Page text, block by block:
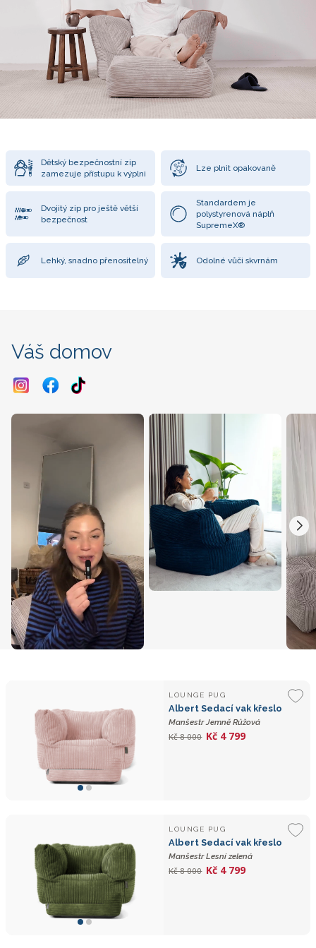
Dětský bezpečnostní zip
zamezuje přístupu k výplni
Lze plnit opakovaně
Dvojitý zip pro ještě větší
bezpečnost
Standardem je
polystyrenová náplň
SupremeX®
Lehký, snadno přenositelný Odolné vůči skvrnám
Váš domov
LOUNGE PUG
Albert Sedací vak křeslo
Manšestr Jemně Růžová
Kč 8 000 Kč 4 799
LOUNGE PUG
Albert Sedací vak křeslo
Manšestr Lesní zelená
Kč 8 000 Kč 4 799